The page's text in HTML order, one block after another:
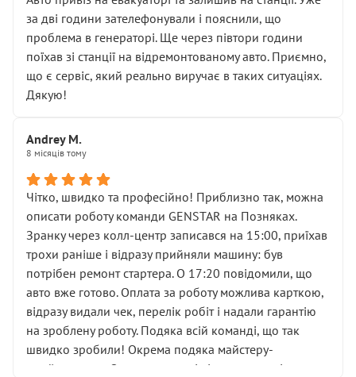
чіткого пояснення
( ну все зняли та доробили) дякую!
Окремий момент, який виглядає абсурдно:
мені заявили, що бачок гальмівної рідини потрібно
міняти разом із головним гальмівним циліндром у
Для людини, яка хоча б трохи розуміється на техніці,
це звучить як мінімум непрофесійно, а як максимум —
спроба продати дорогий вузол замість елементарних
ущільнювачів.
Що прикро — це не перший мій візит. Раніше міняв у
вас стартер, і тоді сервіс наче справив хороше
враження. Але згодом знайшов декілька гайок під
лобовим склом. Мені пояснили, що це “старі гайки, які
відкручували”, і попросили не хвилюватися. ( надіюсь
новий власник, не застяг в полі))
Але після нинішнього візиту такі дрібниці вже не
здаються дрібницями.
Я — клієнт, який працює на довірі, і саме її цей сервіс
за дві години зателефонували і пояснили, що
проблема в генераторі. Ще через півтори години
поїхав зі станції на відремонтованому авто. Приємно,
що є сервіс, який реально виручає в таких ситуаціях.
Дякую!
Andrey M.
8 місяців тому
Чітко, швидко та професійно! Приблизно так, можна
описати роботу команди GENSTAR на Позняках.
Зранку через колл-центр записався на 15:00, приїхав
трохи раніше і відразу прийняли машину: був
потрібен ремонт стартера. О 17:20 повідомили, що
авто вже готово. Оплата за роботу можлива карткою,
відразу видали чек, перелік робіт і надали гарантію
на зроблену роботу. Подяка всій команді, що так
швидко зробили! Окрема подяка майстеру-
приймальнику Олександру: всі чітко та по суті.